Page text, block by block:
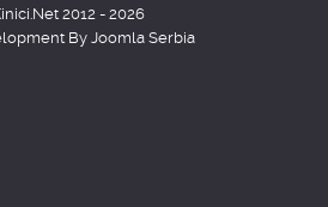
2012 - 2026
By Joomla Serbia